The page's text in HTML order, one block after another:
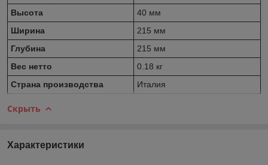
Высота
40 мм
Ширина
215 мм
Глубина
215 мм
Вес нетто
0.18 кг
Страна производства
Италия
Скрыть
Характеристики